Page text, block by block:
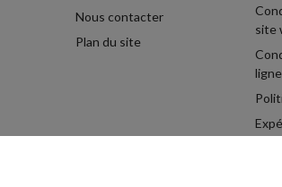
Nous contacter
Plan du site
site
ligne